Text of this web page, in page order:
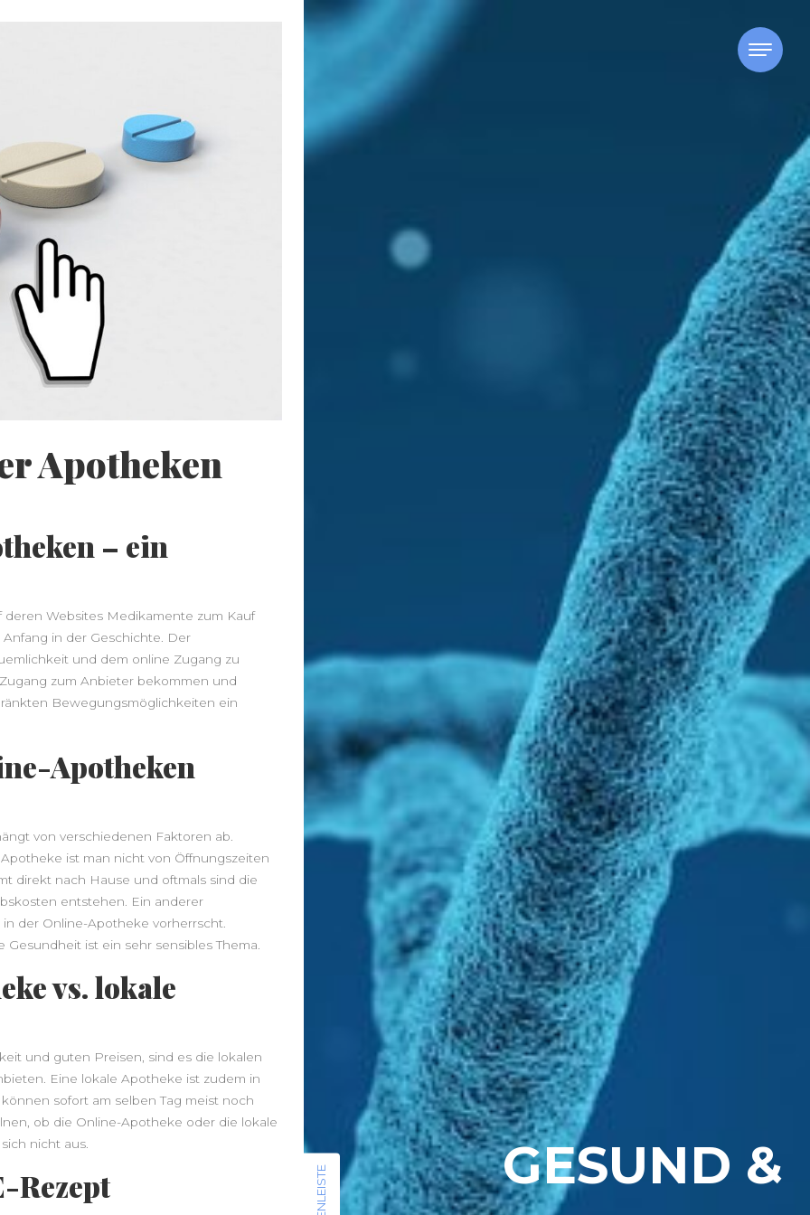
Apotheken
– ein
Websites Medikamente zum Kauf
in der Geschichte. Der
und dem online Zugang zu
zum Anbieter bekommen und
Bewegungsmöglichkeiten ein
Apotheken
von verschiedenen Faktoren ab.
ist man nicht von Öffnungszeiten
direkt nach Hause und oftmals sind die
entstehen. Ein anderer
der Online-Apotheke vorherrscht.
ist ein sehr sensibles Thema.
vs. lokale
und guten Preisen, sind es die lokalen
Eine lokale Apotheke ist zudem in
sofort am selben Tag meist noch
ob die Online-Apotheke oder die lokale
nicht aus.
Rezept
Antioxidantien Apotheke
Ayurveda
BewegungCBD
Öl Diät Erkältung
Ernährung
Fitness
Gesunder Schlaf
Gesundheit
Haarausfall Haut
Joggen
Nahrungsergänzung
Nahrungsergänzungsmittel
Apotheke
Pflege
Stoffwechsel Tee Training Vitamine
Wandern Wellness Übergewicht
Leggings – Leichte Stoffe für
Sommerläufe vs. Thermo-Leggings
für kühle Tage
Musik als Ausdruck deiner Seele: So
findest du deinen Klang
Praxisleitung: Unternehmertum im
Zahnarztberuf
nachkochen
Diabetiker-Socken: Schutz und
Komfort für empfindliche Füße
Neueste Beiträge
Sommerläufe vs. Thermo-Leggings
findest du deinen Klang
Von der Approbation zur
Praxisleitung: Unternehmertum im
Zahnarztberuf
NationalgerichtRezepte.de –
nachkochen
GESUND &